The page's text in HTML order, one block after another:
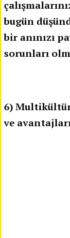
bugün
bir anınızı
sorunları
6)
ve